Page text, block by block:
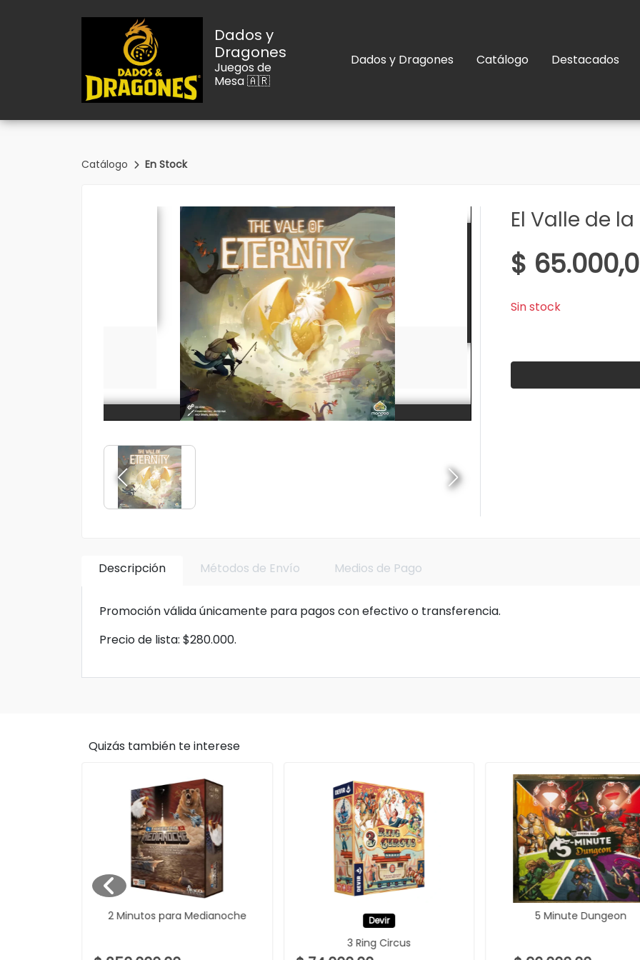
Dados y
Dragones
Juegos de
Mesa 🇦🇷
Dados y Dragones Catálogo Destacados
Catálogo En Stock
El Valle de
$
Sin stock
Descripción Métodos de Envío Medios de Pago
Promoción válida únicamente para pagos con efectivo o transferencia.
Precio de lista: $280.000.
Quizás también te interese
2 Minutos para Medianoche Devir
3 Ring Circus
5 Minute Dungeon